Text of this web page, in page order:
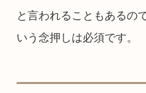
と言われることもあるので
いう念押しは必須です。